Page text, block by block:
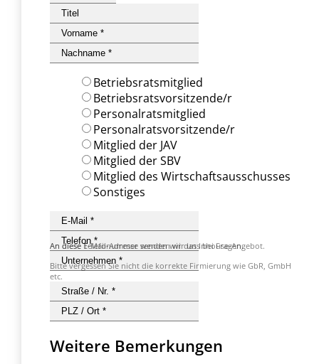
Betriebsratsmitglied
Betriebsratsvorsitzende/r
Personalratsmitglied
Personalratsvorsitzende/r
Mitglied der JAV
Mitglied der SBV
Mitglied des Wirtschaftsausschusses
Sonstiges
An diese Telefonummer wenden wir uns bei Fragen.
An diese E-Mail-Adresse senden wir das Inhouse-Angebot.
Bitte vergessen Sie nicht die korrekte Firmierung wie GbR, GmbH
etc.
Weitere Bemerkungen